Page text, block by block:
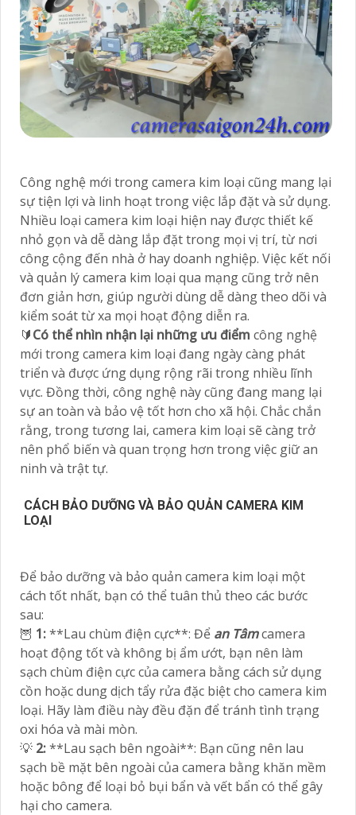
Công nghệ mới trong camera kim loại cũng mang lại
sự tiện lợi và linh hoạt trong việc lắp đặt và sử dụng.
Nhiều loại camera kim loại hiện nay được thiết kế
nhỏ gọn và dễ dàng lắp đặt trong mọi vị trí, từ nơi
công cộng đến nhà ở hay doanh nghiệp. Việc kết nối
và quản lý camera kim loại qua mạng cũng trở nên
đơn giản hơn, giúp người dùng dễ dàng theo dõi và
kiểm soát từ xa mọi hoạt động diễn ra.
🔰Có thể nhìn nhận lại những ưu điểm công nghệ
mới trong camera kim loại đang ngày càng phát
triển và được ứng dụng rộng rãi trong nhiều lĩnh
vực. Đồng thời, công nghệ này cũng đang mang lại
sự an toàn và bảo vệ tốt hơn cho xã hội. Chắc chắn
rằng, trong tương lai, camera kim loại sẽ càng trở
nên phổ biến và quan trọng hơn trong việc giữ an
ninh và trật tự.
CÁCH BẢO DƯỠNG VÀ BẢO QUẢN CAMERA KIM
LOẠI
Để bảo dưỡng và bảo quản camera kim loại một
cách tốt nhất, bạn có thể tuân thủ theo các bước
sau:
🦉 1:**Lau chùm điện cực**: Để an Tâmcamera
hoạt động tốt và không bị ẩm ướt, bạn nên làm
sạch chùm điện cực của camera bằng cách sử dụng
cồn hoặc dung dịch tẩy rửa đặc biệt cho camera kim
loại. Hãy làm điều này đều đặn để tránh tình trạng
oxi hóa và mài mòn.
💡 2:**Lau sạch bên ngoài**: Bạn cũng nên lau
sạch bề mặt bên ngoài của camera bằng khăn mềm
hoặc bông để loại bỏ bụi bẩn và vết bẩn có thể gây
hại cho camera.